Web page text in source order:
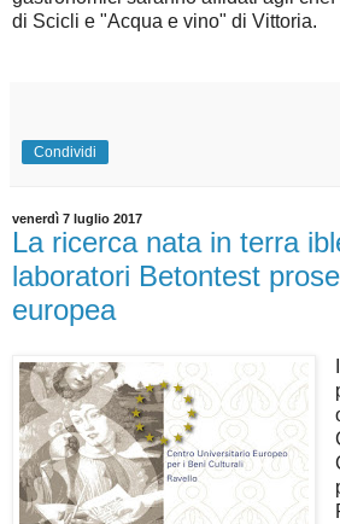
di Scicli e "Acqua e vino" di Vittoria.
Condividi
venerdì 7 luglio 2017
La ricerca nata in terra
laboratori Betontest
europea